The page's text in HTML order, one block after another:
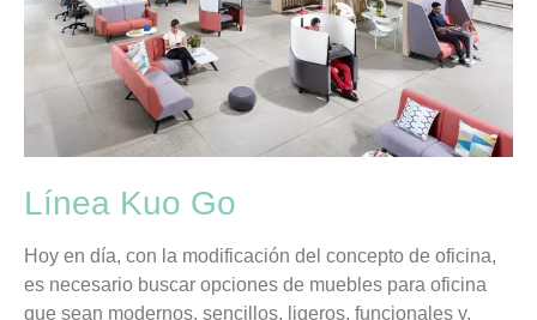
Línea Kuo Go
Hoy en día, con la modificación del concepto de oficina,
es necesario buscar opciones de muebles para oficina
que sean modernos, sencillos, ligeros, funcionales y,